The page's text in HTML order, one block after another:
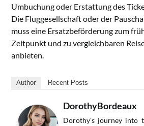
Umbuchung oder Erstattung des
Die Fluggesellschaft oder der
muss eine Ersatzbeförderung zum
Zeitpunkt und zu vergleichbaren
anbieten.
Author Recent Posts
DorothyBordeaux
Dorothy's journey into